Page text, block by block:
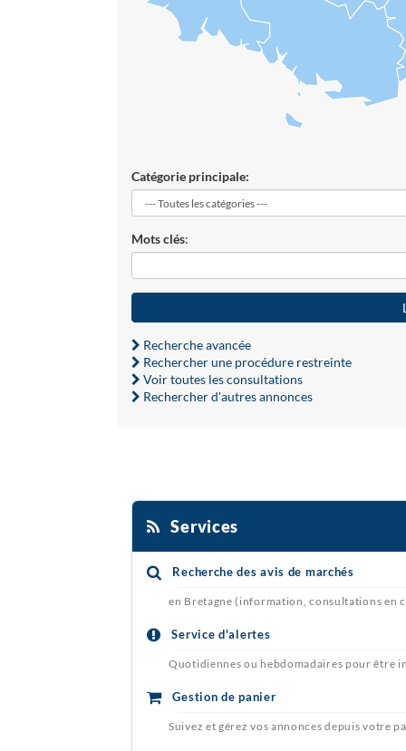
Catégorie principale:
Mots clés:
Recherche avancée
Rechercher une procédure restreinte
Voir toutes les consultations
Rechercher d'autres annonces
Services
Recherche des avis de marchés
en Bretagne (information, consultations en
Service d'alertes
Quotidiennes ou hebdomadaires pour être
Gestion de panier
Suivez et gérez vos annonces depuis votre